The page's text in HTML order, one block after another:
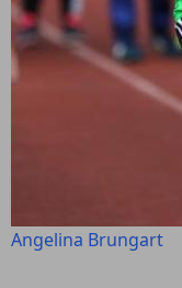
Angelina Brungart